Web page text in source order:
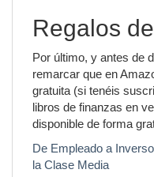
Regalos
Por último, y antes de
remarcar que en
gratuita (si tenéis
libros de finanzas en
disponible de forma
De Empleado a
la Clase Media